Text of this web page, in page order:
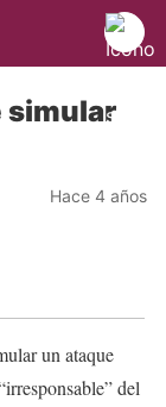
simular
Hace 4 años
un ataque
del